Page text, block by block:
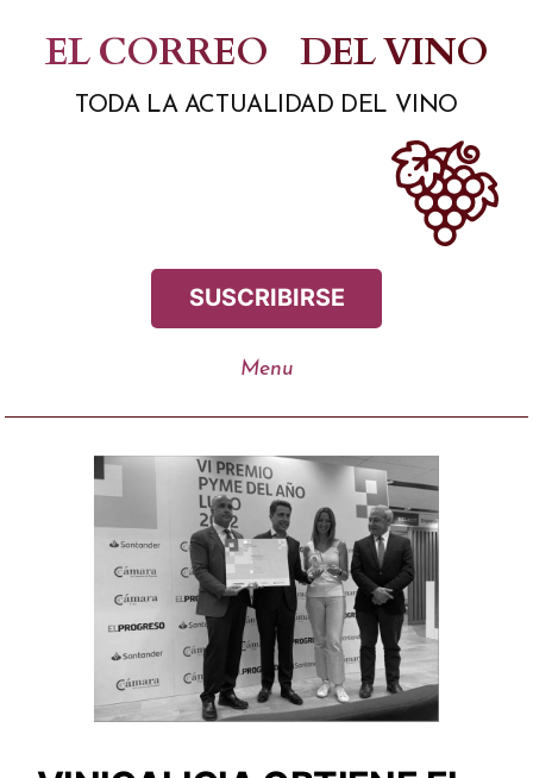
contenido
EL CORREO DEL VINO
TODA LA ACTUALIDAD DEL VINO
SUSCRIBIRSE